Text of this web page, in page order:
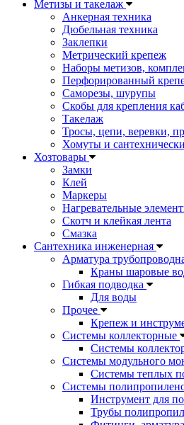
Метизы и такелаж
Анкерная техника
Дюбельная техника
Заклепки
Метрический крепеж
Наборы метизов,
Перфорированный
Саморезы, шурупы
Скобы для крепления
Такелаж
Тросы, цепи, веревки,
Хомуты и
Хозтовары
Замки
Клей
Маркеры
Нагревательные
Скотч и клейкая лента
Смазка
Сантехника инженерная
Арматура
Краны шаровые
Гибкая подводка
Для воды
Прочее
Крепеж и
Системы коллекторные
Системы
Системы модульного
Системы теплых
Системы
Инструмент для
Трубы